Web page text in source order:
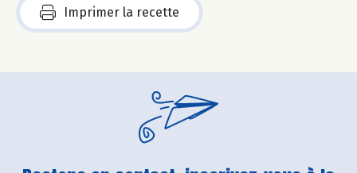
Imprimer la recette